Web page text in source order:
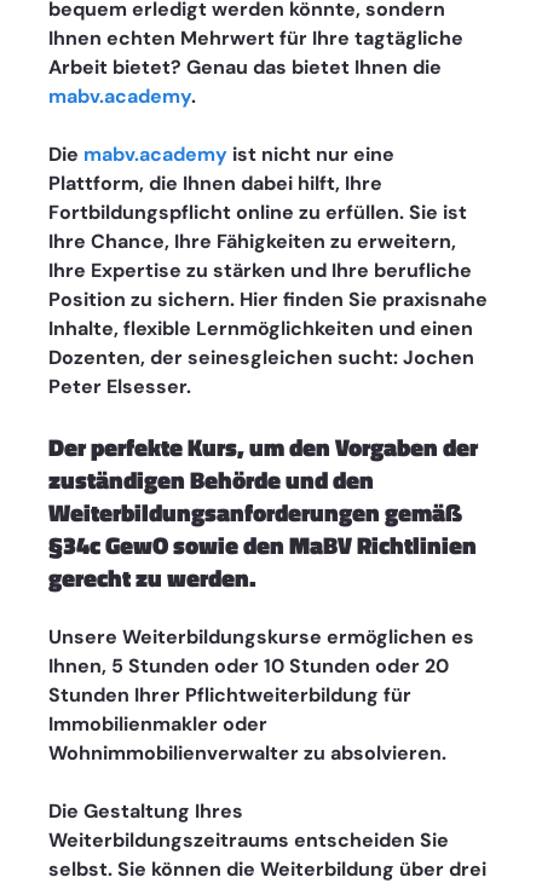
bequem erledigt werden könnte, sondern
Ihnen echten Mehrwert für Ihre tagtägliche
Arbeit bietet? Genau das bietet Ihnen die
mabv.academy.
Die mabv.academy ist nicht nur eine
Plattform, die Ihnen dabei hilft, Ihre
Fortbildungspflicht online zu erfüllen. Sie ist
Ihre Chance, Ihre Fähigkeiten zu erweitern,
Ihre Expertise zu stärken und Ihre berufliche
Position zu sichern. Hier finden Sie praxisnahe
Inhalte, flexible Lernmöglichkeiten und einen
Dozenten, der seinesgleichen sucht: Jochen
Peter Elsesser.
Der perfekte Kurs, um den Vorgaben der
zuständigen Behörde und den
Weiterbildungsanforderungen gemäß
§34c GewO sowie den MaBV Richtlinien
gerecht zu werden.
Unsere Weiterbildungskurse ermöglichen es
Ihnen, 5 Stunden oder 10 Stunden oder 20
Stunden Ihrer Pflichtweiterbildung für
Immobilienmakler oder
Wohnimmobilienverwalter zu absolvieren.
Die Gestaltung Ihres
Weiterbildungszeitraums entscheiden Sie
selbst. Sie können die Weiterbildung über drei